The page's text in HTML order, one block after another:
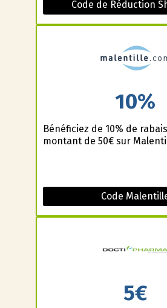
Code de Réduction
10%
Bénéficiez de 10% de
montant de 50€ sur
Code
5€